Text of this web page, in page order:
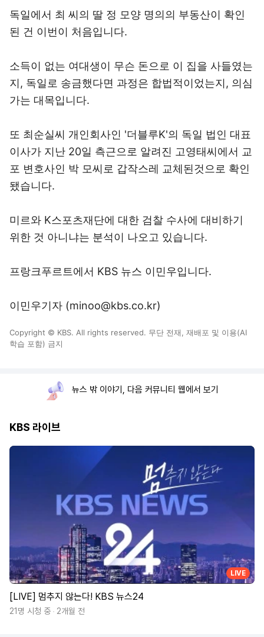
독일에서 최 씨의 딸 정 모양 명의의 부동산이 확인
된 건 이번이 처음입니다.
소득이 없는 여대생이 무슨 돈으로 이 집을 사들였는
지, 독일로 송금했다면 과정은 합법적이었는지, 의심
가는 대목입니다.
또 최순실씨 개인회사인 '더블루K'의 독일 법인 대표
이사가 지난 20일 측근으로 알려진 고영태씨에서 교
포 변호사인 박 모씨로 갑작스레 교체된것으로 확인
됐습니다.
미르와 K스포츠재단에 대한 검찰 수사에 대비하기
위한 것 아니냐는 분석이 나오고 있습니다.
프랑크푸르트에서 KBS 뉴스 이민우입니다.
이민우기자 (minoo@kbs.co.kr)
Copyright © KBS. All rights reserved. 무단 전재, 재배포 및 이용(AI
학습 포함) 금지
뉴스 밖 이야기, 다음 커뮤니티 웹에서 보기
KBS 라이브
LIVE
[LIVE] 멈추지 않는다! KBS 뉴스24
21명 시청 중 2개월 전